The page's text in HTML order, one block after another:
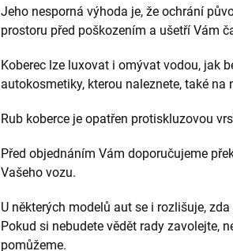
Jeho nesporná výhoda je, že ochrání
prostoru před poškozením a ušetří Vám
Koberec lze luxovat i omývat vodou, jak
autokosmetiky, kterou naleznete, také na
Rub koberce je opatřen protiskluzovou
Před objednáním Vám doporučujeme
Vašeho vozu.
U některých modelů aut se i rozlišuje,
Pokud si nebudete vědět rady zavolejte,
pomůžeme.